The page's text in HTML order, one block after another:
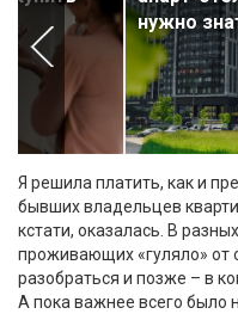
нужно
Я решила платить, как и
бывших владельцев
кстати, оказалась. В
проживающих «гуляло» от
разобраться и позже – в
А пока важнее всего было